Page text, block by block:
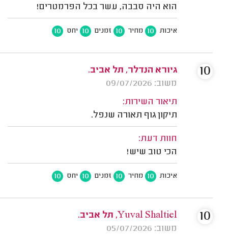
הוא היה סבבה, עשר בכל הפרמטרים!
איכות 10 מחיר 10 זמנים 10 יחס 10
גיורא הנדלר, תל אביב.
משוב: 09/07/2026
תיאור השירות:
תיקון גוף תאורה שנפל.
חוות דעת:
הכי טוב שיש!
איכות 10 מחיר 10 זמנים 10 יחס 10
10
Yuval Shaltiel, תל אביב.
משוב: 05/07/2026
10